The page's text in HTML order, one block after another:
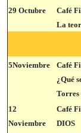
29 Octubre
Café
La
5Noviembre
Café
¿Qué
Torres
12
Noviembre
Café
DIOS